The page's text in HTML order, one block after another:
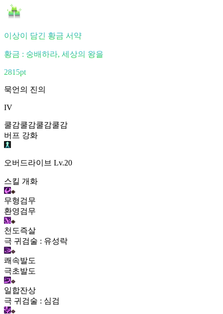
이상이 담긴 황금 서약
황금 : 숭배하라, 세상의 왕을
2815pt
묵언의 진의
IV
쿨감쿨감쿨감쿨감
버프 강화
오버드라이브 Lv.20
스킬 개화
무형검무
환영검무
천도즉살
극 귀검술 : 유성락
쾌속발도
극초발도
일합잔상
극 귀검술 : 심검